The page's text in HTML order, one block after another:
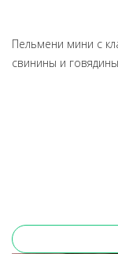
Пельмени мини с
свинины и